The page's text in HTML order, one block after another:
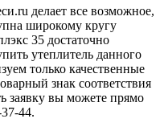
делает все возможное,
широкому кругу
35 достаточно
утеплитель данного
только качественные
знак соответствия
заявку вы можете прямо
44.